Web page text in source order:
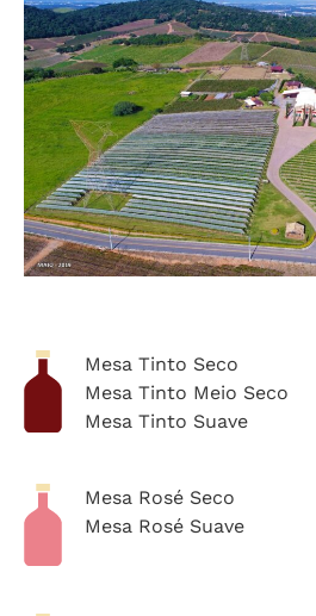
Mesa Tinto Seco
Mesa Tinto Meio Seco
Mesa Tinto Suave
Mesa Rosé Seco
Mesa Rosé Suave